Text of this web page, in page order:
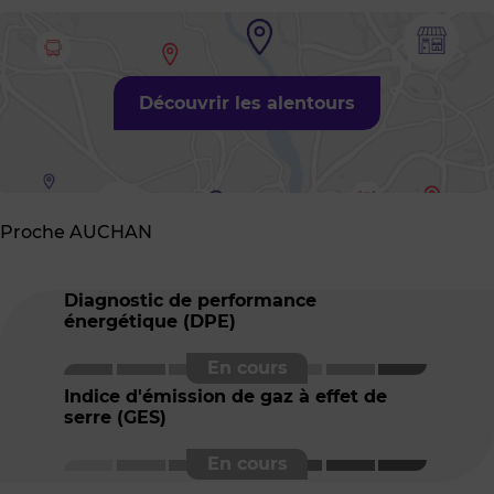
Découvrir les alentours
Proche AUCHAN
Diagnostic de performance
énergétique (DPE)
Indice d'émission de gaz à effet de
serre (GES)